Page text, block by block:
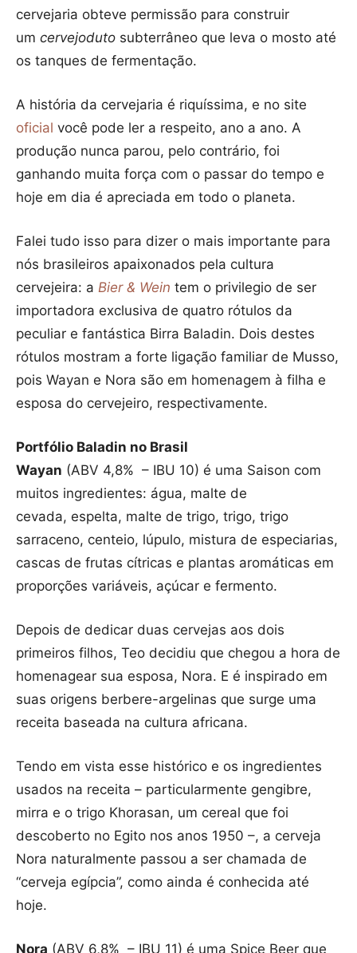
cervejaria obteve permissão para construir
um cervejoduto subterrâneo que leva o mosto até
os tanques de fermentação.
A história da cervejaria é riquíssima, e no site
oficial você pode ler a respeito, ano a ano. A
produção nunca parou, pelo contrário, foi
ganhando muita força com o passar do tempo e
hoje em dia é apreciada em todo o planeta.
Falei tudo isso para dizer o mais importante para
nós brasileiros apaixonados pela cultura
cervejeira: a Bier & Wein tem o privilegio de ser
importadora exclusiva de quatro rótulos da
peculiar e fantástica Birra Baladin. Dois destes
rótulos mostram a forte ligação familiar de Musso,
pois Wayan e Nora são em homenagem à filha e
esposa do cervejeiro, respectivamente.
Portfólio Baladin no Brasil
Wayan (ABV 4,8% – IBU 10) é uma Saison com
muitos ingredientes: água, malte de
cevada, espelta, malte de trigo, trigo, trigo
sarraceno, centeio, lúpulo, mistura de especiarias,
cascas de frutas cítricas e plantas aromáticas em
proporções variáveis, açúcar e fermento.
Depois de dedicar duas cervejas aos dois
primeiros filhos, Teo decidiu que chegou a hora de
homenagear sua esposa, Nora. E é inspirado em
suas origens berbere-argelinas que surge uma
receita baseada na cultura africana.
Tendo em vista esse histórico e os ingredientes
usados na receita – particularmente gengibre,
mirra e o trigo Khorasan, um cereal que foi
descoberto no Egito nos anos 1950 –, a cerveja
Nora naturalmente passou a ser chamada de
“cerveja egípcia”, como ainda é conhecida até
hoje.
Nora (ABV 6,8% – IBU 11) é uma Spice Beer que